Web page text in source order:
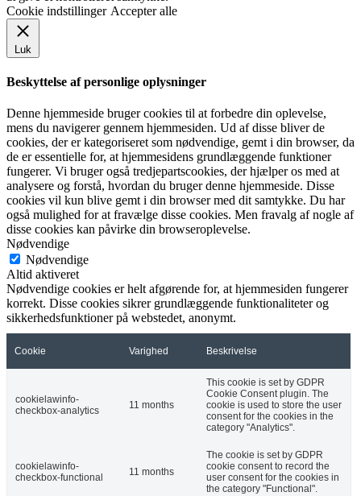
Cookie indstillinger Accepter alle
Luk
Beskyttelse af personlige oplysninger
Denne hjemmeside bruger cookies til at forbedre din oplevelse,
mens du navigerer gennem hjemmesiden. Ud af disse bliver de
cookies, der er kategoriseret som nødvendige, gemt i din browser, da
de er essentielle for, at hjemmesidens grundlæggende funktioner
fungerer. Vi bruger også tredjepartscookies, der hjælper os med at
analysere og forstå, hvordan du bruger denne hjemmeside. Disse
cookies vil kun blive gemt i din browser med dit samtykke. Du har
også mulighed for at fravælge disse cookies. Men fravalg af nogle af
disse cookies kan påvirke din browseroplevelse.
Nødvendige
Nødvendige
Altid aktiveret
Nødvendige cookies er helt afgørende for, at hjemmesiden fungerer
korrekt. Disse cookies sikrer grundlæggende funktionaliteter og
sikkerhedsfunktioner på webstedet, anonymt.
Cookie Varighed Beskrivelse
cookielawinfo-
checkbox-analytics
11 months
This cookie is set by GDPR
Cookie Consent plugin. The
cookie is used to store the user
consent for the cookies in the
category "Analytics".
cookielawinfo-
checkbox-functional
11 months
The cookie is set by GDPR
cookie consent to record the
user consent for the cookies in
the category "Functional".